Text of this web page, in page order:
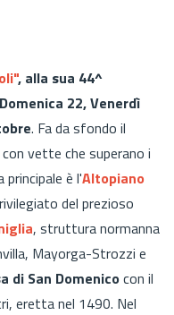
, alla sua 44^
22, Venerdì
. Fa da sfondo il
vette che superano i
è l'Altopiano
del prezioso
, struttura normanna
Mayorga-Strozzi e
di San Domenicocon il
eretta nel 1490. Nel